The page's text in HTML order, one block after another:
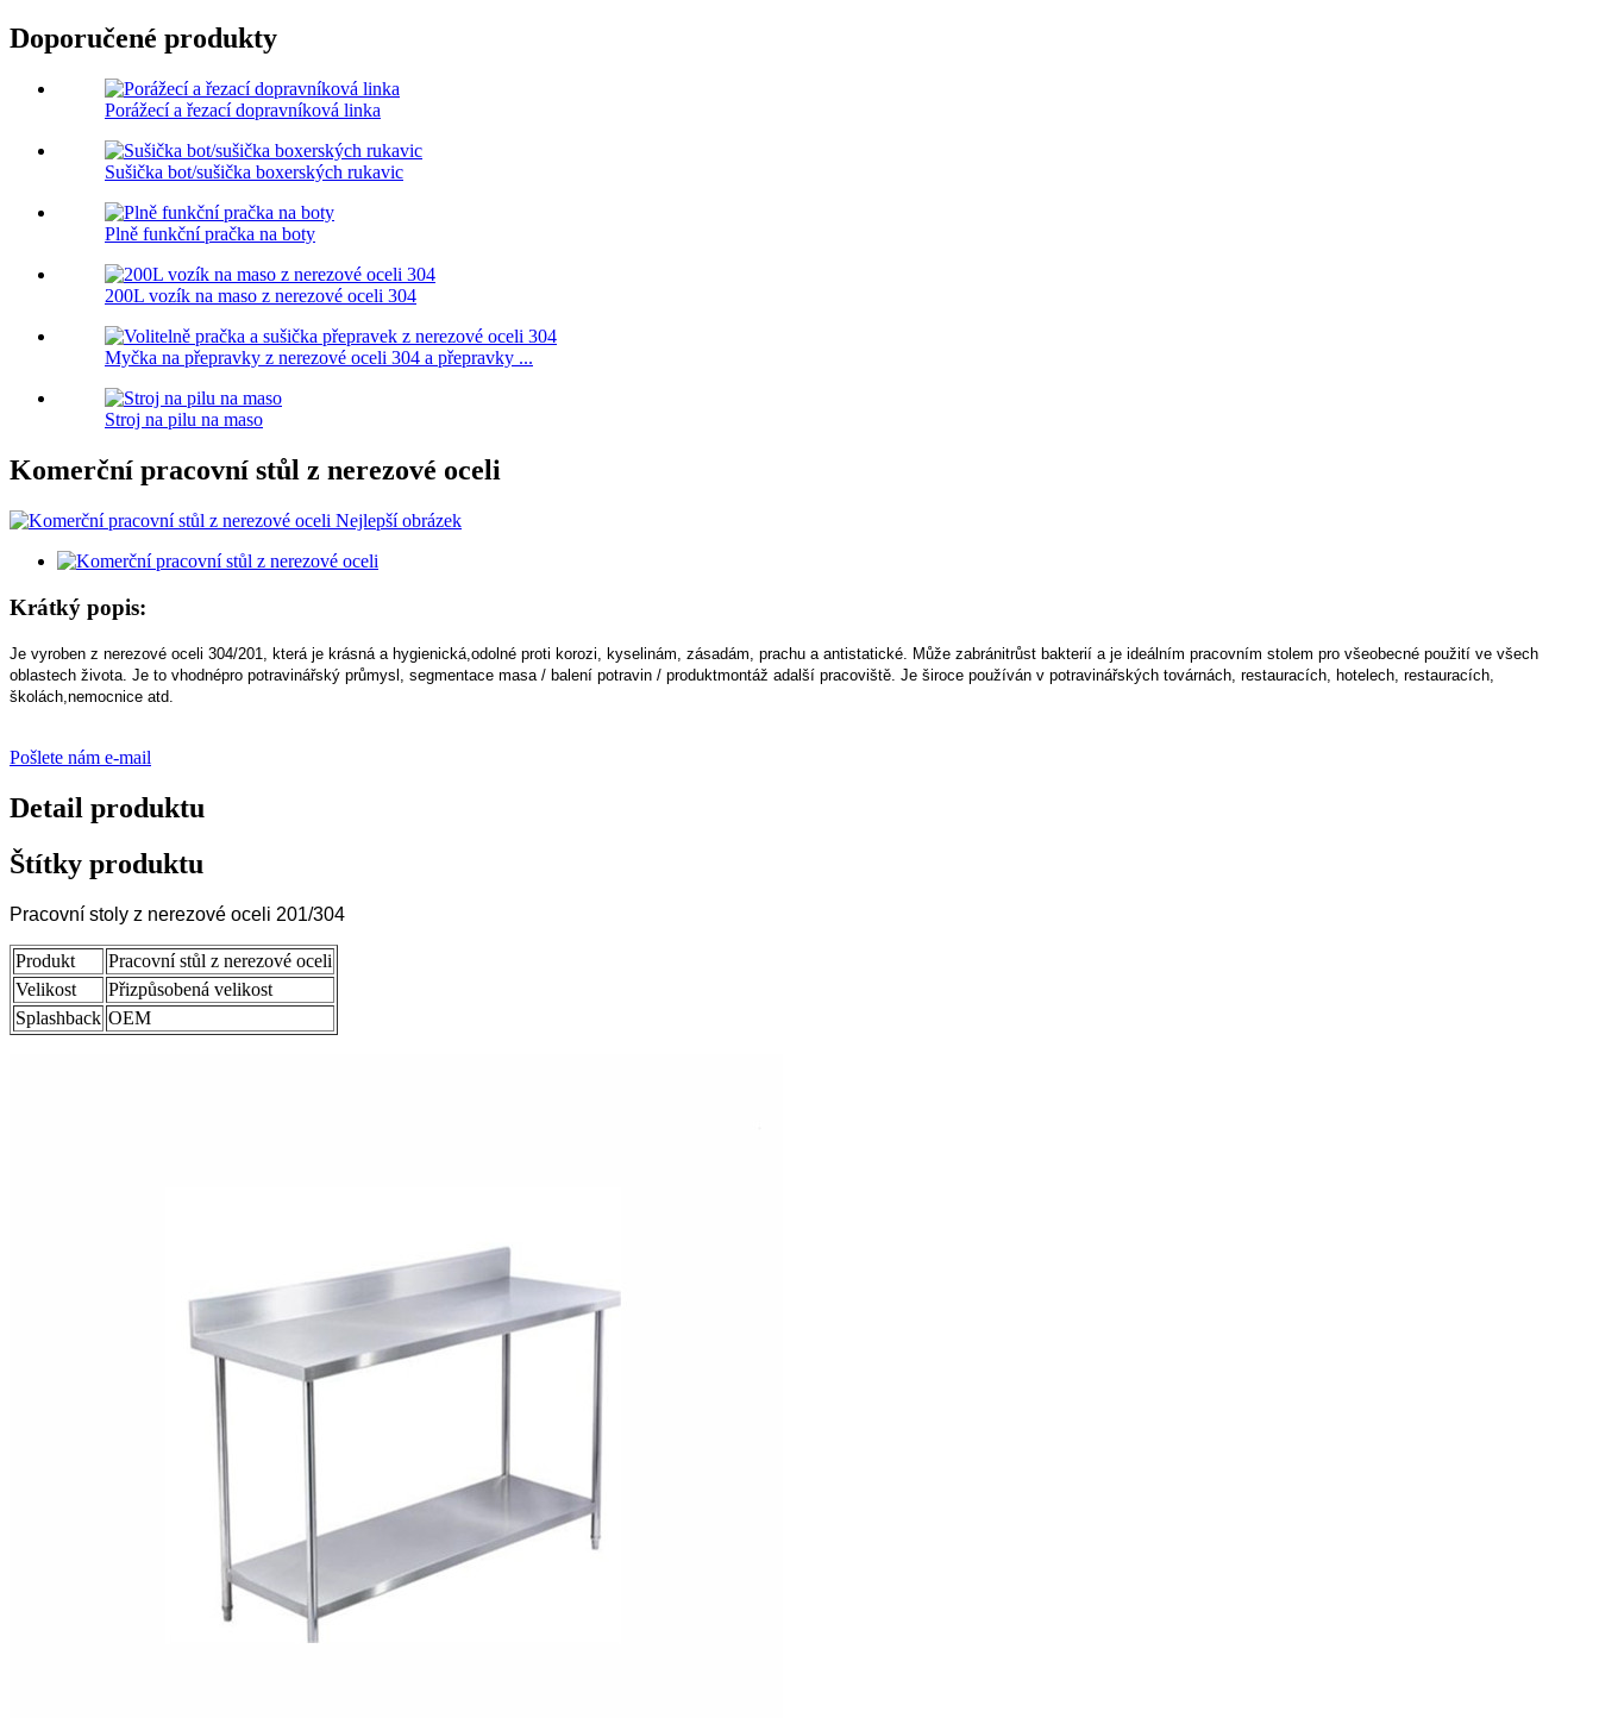
Doporučené produkty
Porážecí a řezací dopravníková linka
Sušička bot/sušička boxerských rukavic
Plně funkční pračka na boty
200L vozík na maso z nerezové oceli 304
Myčka na přepravky z nerezové oceli 304 a přepravky ...
Stroj na pilu na maso
Komerční pracovní stůl z nerezové oceli
Krátký popis:
Je vyroben z nerezové oceli 304/201, která je krásná a hygienická,odolné proti korozi, kyselinám, zásadám, prachu a antistatické. Může zabránitrůst bakterií a je ideálním pracovním stolem pro všeobecné použití ve všech
oblastech života. Je to vhodnépro potravinářský průmysl, segmentace masa / balení potravin / produktmontáž adalší pracoviště. Je široce používán v potravinářských továrnách, restauracích, hotelech, restauracích,
školách,nemocnice atd.
Pošlete nám e-mail
Detail produktu
Štítky produktu
Pracovní stoly z nerezové oceli 201/304
Produkt
Pracovní stůl z nerezové oceli
Velikost
Přizpůsobená velikost
Splashback OEM